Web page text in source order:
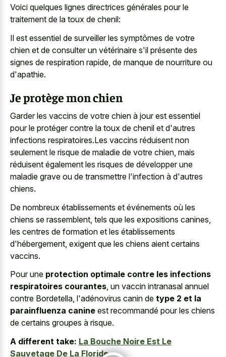
Voici quelques lignes directrices générales pour le
traitement de la toux de chenil:
Il est essentiel de surveiller les symptômes de votre
chien et de consulter un vétérinaire s'il présente des
signes de respiration rapide, de manque de nourriture ou
d'apathie.
Je protège mon chien
Garder les vaccins de votre chien à jour est essentiel
pour le protéger contre la toux de chenil et d'autres
infections respiratoires.Les vaccins réduisent non
seulement le risque de maladie de votre chien, mais
réduisent également les risques de développer une
maladie grave ou de transmettre l'infection à d'autres
chiens.
De nombreux établissements et événements où les
chiens se rassemblent, tels que les expositions canines,
les centres de formation et les établissements
d'hébergement, exigent que les chiens aient certains
vaccins.
Pour une protection optimale contre les infections
respiratoires courantes, un vaccin intranasal annuel
contre Bordetella, l'adénovirus canin de type 2 et la
parainfluenza canine est recommandé pour les chiens
de certains groupes à risque.
A different take: La Bouche Noire Est Le
Sauvetage De La Floride